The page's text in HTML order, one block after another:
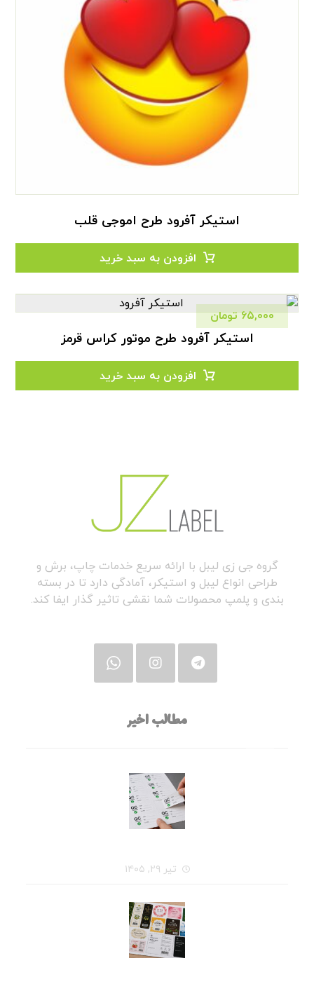
استیکر آفرود طرح اموجی قلب
افزودن به سبد خرید
استیکر آفرود طرح موتور کراس قرمز
۶۵,۰۰۰ تومان
افزودن به سبد خرید
گروه جی زی لیبل با ارائه سریع خدمات چاپ، برش و
طراحی انواع لیبل و استیکر، آمادگی دارد تا در بسته
بندی و پلمپ محصولات شما نقشی تاثیر گذار ایفا کند.
مطالب اخیر
تیر ۲۹, ۱۴۰۵